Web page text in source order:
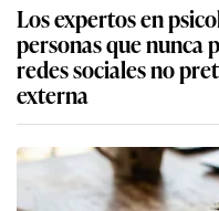
Los expertos en
personas que nunca
redes sociales no
externa